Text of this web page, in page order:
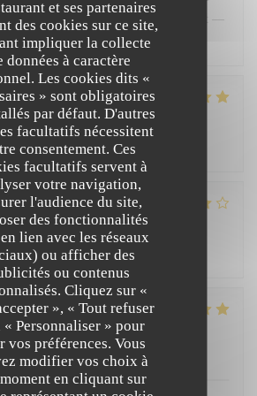
et ses partenaires
des cookies sur ce site,
impliquer la collecte
données à caractère
Les cookies dits «
» sont obligatoires
par défaut. D'autres
facultatifs nécessitent
consentement. Ces
facultatifs servent à
votre navigation,
l'audience du site,
des fonctionnalités
lien avec les réseaux
ou afficher des
ou contenus
Cliquez sur «
», « Tout refuser
« Personnaliser » pour
vos préférences. Vous
modifier vos choix à
en cliquant sur
gourmande. Bien cordialement, Margot —
2
: 5/5 Cuisine: 5/5 Qualité / Prix
2
: 4/5 Cuisine: 5/5 Qualité / Prix
4
: 5/5 Cuisine : 5/5 Qualité / Prix